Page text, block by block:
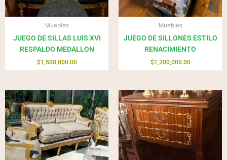
Muebles
JUEGO DE SILLAS LUIS XVI
RESPALDO MEDALLON
$1,500,000.00
Muebles
JUEGO DE SILLONES ESTILO
RENACIMIENTO
$1,200,000.00